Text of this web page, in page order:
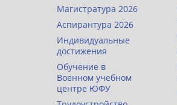
Магистратура 2026
Аспирантура 2026
Индивидуальные
достижения
Обучение в
Военном учебном
центре ЮФУ